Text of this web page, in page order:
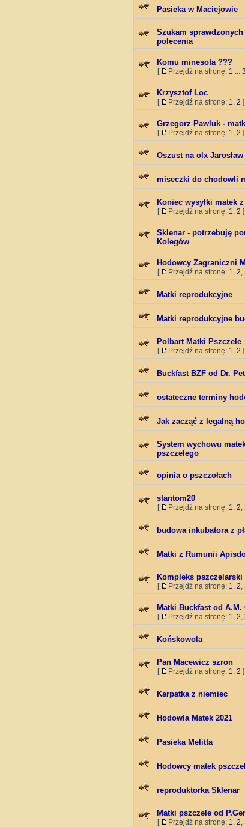
Pasieka w Maciejowie
Szukam
polecenia
Komu minesota ???
[ Przejdź na stronę: 1 ...
Krzysztof Loc
[ Przejdź na stronę: 1, 2 ]
Grzegorz Pawluk -
[ Przejdź na stronę: 1, 2 ]
Oszust na olx
miseczki do chodowli
Koniec wysyłki matek
[ Przejdź na stronę: 1, 2 ]
Sklenar - potrzebuję
Kolegów
Hodowcy Zagraniczni
[ Przejdź na stronę: 1, 2,
Matki reprodukcyjne
Matki reprodukcyjne
Polbart Matki Pszczele
[ Przejdź na stronę: 1, 2 ]
Buckfast BZF od Dr.
ostateczne terminy
Jak zacząć z legalną
System wychowu
pszczelego
opinia o pszczołach
stantom20
[ Przejdź na stronę: 1, 2,
budowa inkubatora z
Matki z Rumunii
Kompleks pszczelarski
[ Przejdź na stronę: 1, 2,
Matki Buckfast od A.M.
[ Przejdź na stronę: 1, 2,
Końskowola
Pan Macewicz szron
[ Przejdź na stronę: 1, 2 ]
Karpatka z niemiec
Hodowla Matek 2021
Pasieka Melitta
Hodowcy matek
reproduktorka Sklenar
Matki pszczele od
[ Przejdź na stronę: 1, 2,